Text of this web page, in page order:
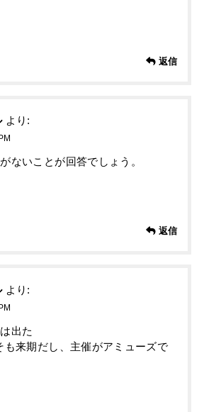
返信
より:
ないことが回答でしょう。
返信
より:
出た
も来期だし、主催がアミューズで